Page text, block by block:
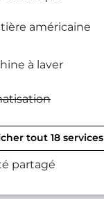
américaine
à laver
tout 18 services
partagé